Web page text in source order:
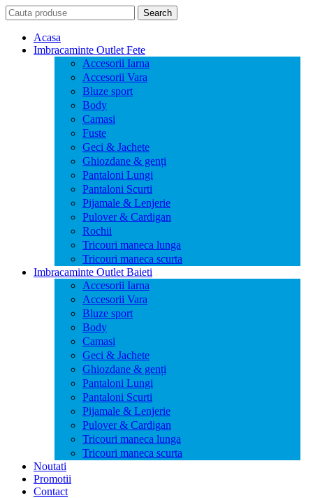
Search
for:
Search
Acasa
Imbracaminte Outlet Fete
Accesorii Iarna
Accesorii Vara
Bluze sport
Body
Camasi
Fuste
Geci & Jachete
Ghiozdane & genți
Pantaloni Lungi
Pantaloni Scurti
Pijamale & Lenjerie
Pulover & Cardigan
Rochii
Tricouri maneca lunga
Tricouri maneca scurta
Imbracaminte Outlet Baieti
Accesorii Iarna
Accesorii Vara
Bluze sport
Body
Camasi
Geci & Jachete
Ghiozdane & genți
Pantaloni Lungi
Pantaloni Scurti
Pijamale & Lenjerie
Pulover & Cardigan
Tricouri maneca lunga
Tricouri maneca scurta
Noutati
Promotii
Contact